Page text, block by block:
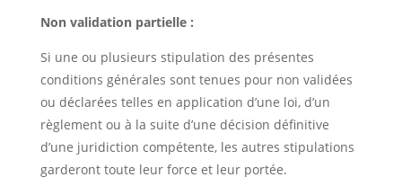
Non validation partielle :
Si une ou plusieurs stipulation des présentes
conditions générales sont tenues pour non validées
ou déclarées telles en application d’une loi, d’un
règlement ou à la suite d’une décision définitive
d’une juridiction compétente, les autres stipulations
garderont toute leur force et leur portée.